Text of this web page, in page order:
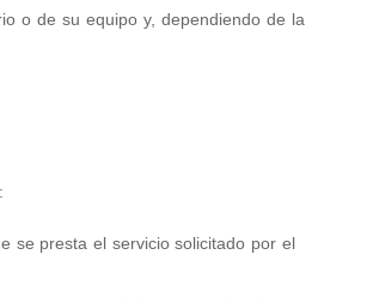
o de su equipo y, dependiendo de la
se presta el servicio solicitado por el